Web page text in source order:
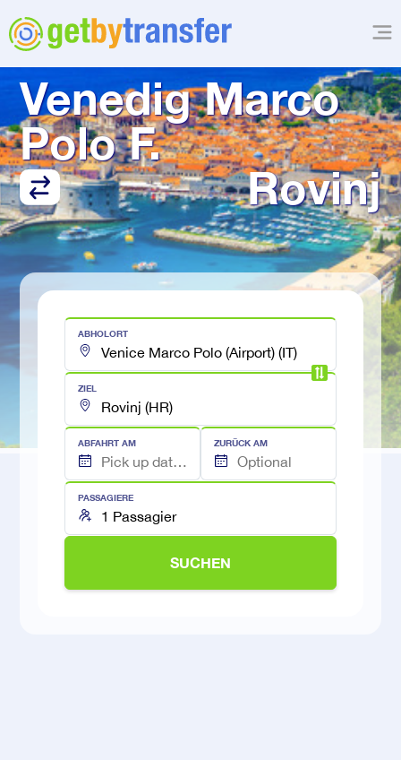
TRANSFER VON
Venedig Marco
Polo F.
Rovinj
ABHOLORT
ZIEL
ABFAHRT AM ZURÜCK AM
PASSAGIERE
SUCHEN